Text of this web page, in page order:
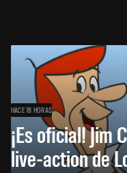
HACE 18 HORAS
¡Es oficial! Jim
live-action de